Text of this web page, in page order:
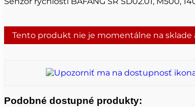
Tento produkt nie je momentálne na sklade
Podobné dostupné produkty: